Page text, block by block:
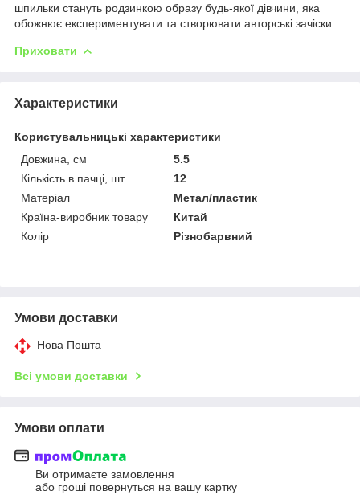
шпильки стануть родзинкою образу будь-якої дівчини, яка
обожнює експериментувати та створювати авторські зачіски.
Приховати
Характеристики
Користувальницькі характеристики
Довжина, см
5.5
Кількість в пачці, шт.
12
Матеріал
Метал/пластик
Країна-виробник товару
Китай
Колір
Різнобарвний
Умови доставки
Нова Пошта
Всі умови доставки
Умови оплати
Ви отримаєте замовлення
або гроші повернуться на вашу картку